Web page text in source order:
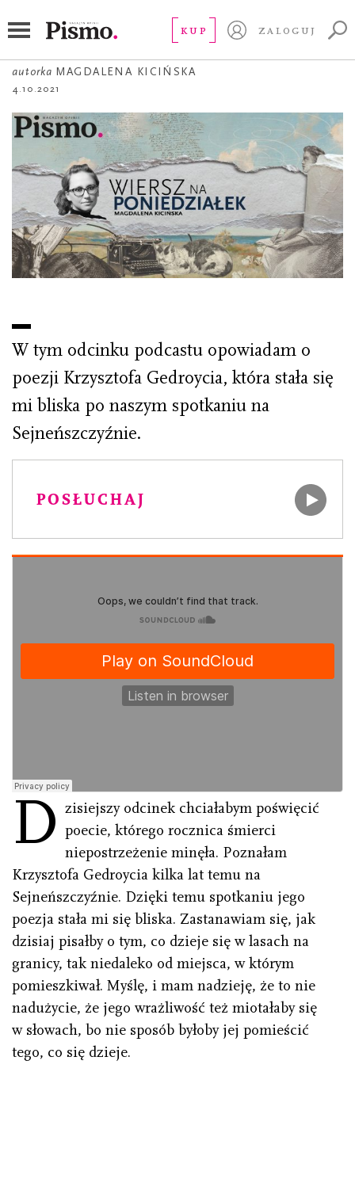
KUP ZALOGUJ
Poeta pograniczny
autorka MAGDALENA KICIŃSKA
4.10.2021
W tym odcinku podcastu opowiadam o
poezji Krzysztofa Gedroycia, która stała się
mi bliska po naszym spotkaniu na
Sejneńszczyźnie.
POSŁUCHAJ
D zisiejszy odcinek chciałabym poświęcić
poecie, którego rocznica śmierci
niepostrzeżenie minęła. Poznałam
Krzysztofa Gedroycia kilka lat temu na
Sejneńszczyźnie. Dzięki temu spotkaniu jego
poezja stała mi się bliska. Zastanawiam się, jak
dzisiaj pisałby o tym, co dzieje się w lasach na
granicy, tak niedaleko od miejsca, w którym
pomieszkiwał. Myślę, i mam nadzieję, że to nie
nadużycie, że jego wrażliwość też miotałaby się
w słowach, bo nie sposób byłoby jej pomieścić
tego, co się dzieje.